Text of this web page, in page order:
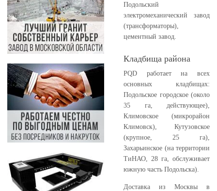
Подольский
электромеханический завод
(трансформаторы),
цементный завод.
Кладбища района
PQD работает на всех
основных кладбищах:
Подольское городское (около
35 га, действующее),
Климовское (микрорайон
Климовск), Кутузовское
(крупное, 25 га),
Захарьинское (на территории
ТиНАО, 28 га, обслуживает
южную часть Подольска).
Доставка из Москвы в